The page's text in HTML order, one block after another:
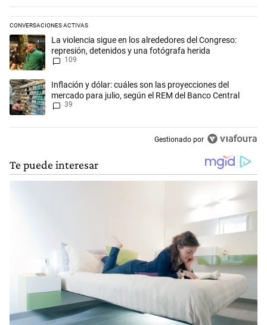
CONVERSACIONES ACTIVAS
Este listado muestra los artículos con más comentarios en los
Un artículo de tendencia con el título "La violencia sigue en los
La violencia sigue en los alrededores del Congreso:
represión, detenidos y una fotógrafa herida
109
Un artículo de tendencia con el título "Inflación y dólar: cuáles son
Inflación y dólar: cuáles son las proyecciones del
mercado para julio, según el REM del Banco Central
39
Gestionado por